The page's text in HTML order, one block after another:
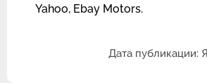
Yahoo, Ebay Motors.
Дата публикации: